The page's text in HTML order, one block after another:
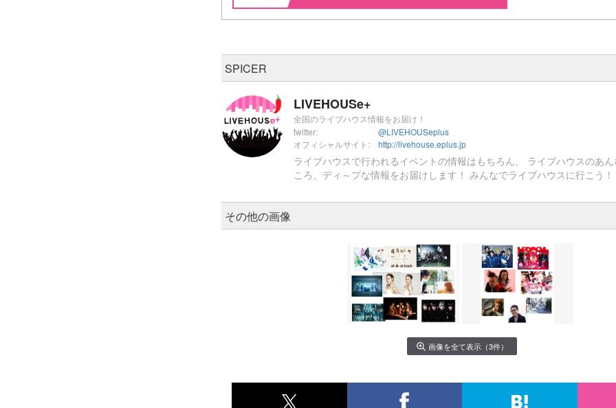
SPICER
LIVEHOUSe+
全国のライブハウス情報をお届け！
twitter:
@LIVEHOUSeplus
オフィシャルサイト:
http://livehouse.eplus.jp
ライブハウスで行われるイベントの情報はもちろん、 ライブハウスのあ
ころ、ディ～プな情報をお届けします！ みんなでライブハウスに行こう！
その他の画像
画像を全て表示（3件）